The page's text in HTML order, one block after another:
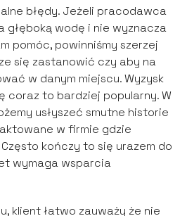
błędy. Jeżeli pracodawca
głęboką wodę i nie wyznacza
pomóc, powinniśmy szerzej
się zastanowić czy aby na
w danym miejscu. Wyzysk
coraz to bardziej popularny. W
usłyszeć smutne historie
w firmie gdzie
kończy to się urazem do
wymaga wsparcia
klient łatwo zauważy że nie